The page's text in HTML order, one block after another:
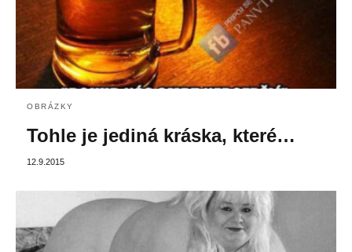
OBRÁZKY
Tohle je jediná kráska, které…
12.9.2015